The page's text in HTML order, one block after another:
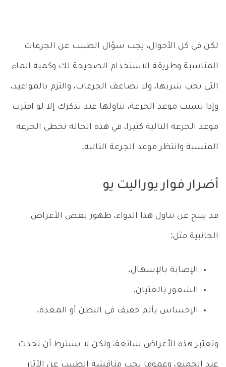
لكن في كل الأحوال، يجب سؤال الطبيب عن الجرعات
المناسبة وطريقة الاستخدام الصحيحة لك وكمية الماء
التي يجب شربها، ولا تضاعف الجرعات، والتزم بالمواعيد،
وإذا نسيت موعد الجرعة، تناولها عند تذكرك إلا لو اقترب
موعد الجرعة التالية كثيرا، في هذه الحالة تخطى الجرعة
المنسية وانتظر موعد الجرعة التالية.
أضرار فوار يوراليت يو
قد ينتج عن تناول هذا الدواء، ظهور بعض الأعراض
الجانبية مثل:
الإصابة بالإسهال.
الشعور بالغثيان.
الإحساس بألم خفيف في البطن أو المعدة.
وتعتبر هذه الأعراض شائعة، ولكن لا يشترط أن تحدث
عند الجميع، وعموما يجب مناقشة الطبيب عن الآثار